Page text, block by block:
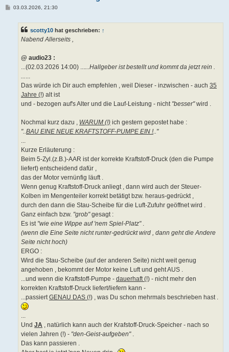
B03.03.2026, 21:30
scotty10 hat geschrieben: ↑
Nabend Allerseits ,
@ audio23 :
...(02.03.2026 14:00) ......Hallgeber ist bestellt und kommt da jetzt rein .
......
Das würde ich Dir auch empfehlen , weil Dieser - inzwischen - auch 35
Jahre (!) alt ist
und - bezogen auf's Alter und die Lauf-Leistung - nicht "besser"wird .
Nochmal kurz dazu , WARUM (!) ich gestern gepostet habe :
"..BAU EINE NEUE KRAFTSTOFF-PUMPE EIN !.."
...
Kurze Erläuterung :
Beim 5-Zyl.(z.B.)-AAR ist der korrekte Kraftstoff-Druck (den die Pumpe
liefert) entscheidend dafür ,
das der Motor vernünfig läuft .
Wenn genug Kraftstoff-Druck anliegt , dann wird auch der Steuer-
Kolben im Mengenteiler korrekt betätigt bzw. heraus-gedrückt ,
durch den dann die Stau-Scheibe für die Luft-Zufuhr geöffnet wird .
Ganz einfach bzw. "grob"gesagt :
Es ist "wie eine Wippe auf 'nem Spiel-Platz".
(wenn die Eine Seite nicht runter-gedrückt wird , dann geht die Andere
Seite nicht hoch)
ERGO :
Wird die Stau-Scheibe (auf der anderen Seite) nicht weit genug
angehoben , bekommt der Motor keine Luft und geht AUS .
...und wenn die Kraftstoff-Pumpe - dauerhaft (!) - nicht mehr den
korrekten Kraftstoff-Druck liefert/liefern kann -
...passiertGENAU DAS (!) , was Du schon mehrmals beschrieben hast .
...
Und JA , natürlich kann auch der Krafstoff-Druck-Speicher - nach so
vielen Jahren (!) - "den-Geist-aufgeben".
Das kann passieren .